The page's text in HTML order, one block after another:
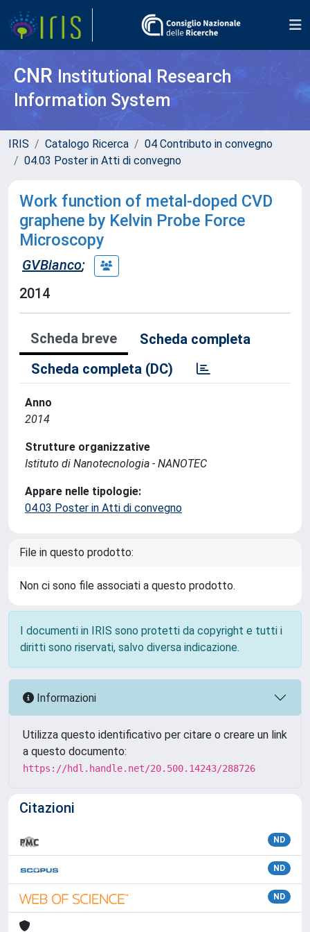
CNR Institutional Research
Information System
IRIS Catalogo Ricerca
04 Contributo in convegno
04.03 Poster in Atti di convegno
Work function of metal-doped CVD
graphene by Kelvin Probe Force
Microscopy
GVBianco;
2014
Scheda breve
Scheda completa
Scheda completa (DC)
Anno
2014
Strutture organizzative
Istituto di Nanotecnologia - NANOTEC
Appare nelle tipologie:
04.03 Poster in Atti di convegno
File in questo prodotto:
Non ci sono file associati a questo prodotto.
I documenti in IRIS sono protetti da copyright e tutti i
diritti sono riservati, salvo diversa indicazione.
Informazioni
Utilizza questo identificativo per citare o creare un link
a questo documento:
https://hdl.handle.net/20.500.14243/288726
Citazioni
ND
ND
ND